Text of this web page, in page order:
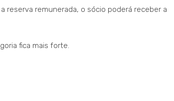
reserva remunerada, o sócio poderá receber a
fica mais forte.